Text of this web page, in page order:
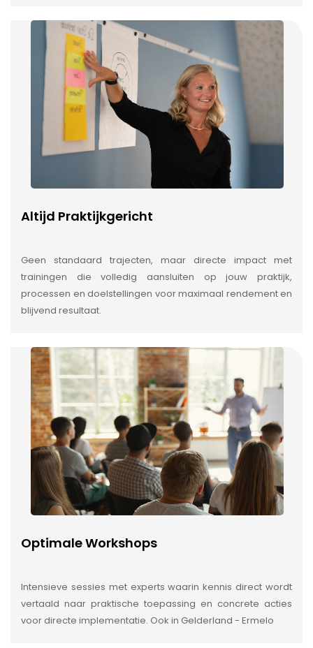
Altijd Praktijkgericht
Geen standaard trajecten, maar directe impact met
trainingen die volledig aansluiten op jouw praktijk,
processen en doelstellingen voor maximaal rendement en
blijvend resultaat.
Optimale Workshops
Intensieve sessies met experts waarin kennis direct wordt
vertaald naar praktische toepassing en concrete acties
voor directe implementatie. Ook in Gelderland - Ermelo